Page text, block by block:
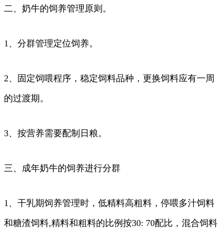
二、奶牛的饲养管理原则。
1、分群管理定位饲养。
2、固定饲喂程序，稳定饲料品种，更换饲料应有一周
的过渡期。
3、按营养需要配制日粮。
三、成年奶牛的饲养进行分群
1、干乳期饲养管理时，低精料高粗料，停喂多汁饲料
和糖渣饲料,精料和粗料的比例按30: 70配比，混合饲料